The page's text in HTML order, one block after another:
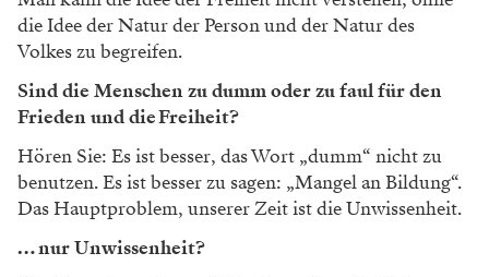
Ich weiß recht gut, was Freiheit ist, weil ich vor allem
weiß, was die Abwesenheit von Freiheit bedeutet.
Freiheit ist nicht nur das Fehlen von Regeln und
Vorschriften. Es ist nicht nur die Abwesenheit von
Gefängnissen und Mauern um dich herum. Freiheit ist
eine besondere Haltung, es bedeutet auch, sicher zu
sein. Man ist nicht frei, wenn man nicht sicher ist,
wenn man nicht gesund ist. Verdi war aufgrund der
politischen Situation in Italien ziemlich besessen von
der Idee der Freiheit und der Frage „Wie kann man